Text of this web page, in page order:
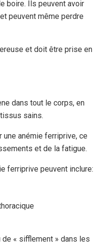
boire. Ils peuvent avoir
peuvent même perdre
et doit être prise en
dans tout le corps, en
sains.
une anémie ferriprive, ce
et de la fatigue.
ferriprive peuvent inclure:
« sifflement » dans les